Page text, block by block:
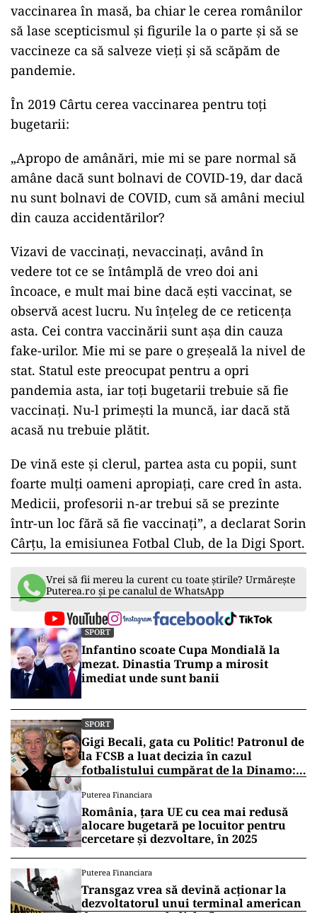
vaccinarea în masă, ba chiar le cerea românilor
să lase scepticismul și figurile la o parte și să se
vaccineze ca să salveze vieți și să scăpăm de
pandemie.
În 2019 Cârtu cerea vaccinarea pentru toți
bugetarii:
„Apropo de amânări, mie mi se pare normal să
amâne dacă sunt bolnavi de COVID-19, dar dacă
nu sunt bolnavi de COVID, cum să amâni meciul
din cauza accidentărilor?
Vizavi de vaccinați, nevaccinați, având în
vedere tot ce se întâmplă de vreo doi ani
încoace, e mult mai bine dacă ești vaccinat, se
observă acest lucru. Nu înțeleg de ce reticența
asta. Cei contra vaccinării sunt așa din cauza
fake-urilor. Mie mi se pare o greșeală la nivel de
stat. Statul este preocupat pentru a opri
pandemia asta, iar toți bugetarii trebuie să fie
vaccinați. Nu-l primești la muncă, iar dacă stă
acasă nu trebuie plătit.
De vină este și clerul, partea asta cu popii, sunt
foarte mulți oameni apropiați, care cred în asta.
Medicii, profesorii n-ar trebui să se prezinte
într-un loc fără să fie vaccinați”, a declarat Sorin
Cârțu, la emisiunea Fotbal Club, de la Digi Sport.
Vrei să fii mereu la curent cu toate știrile? Urmărește
Puterea.ro și pe canalul de WhatsApp
SPORT
Infantino scoate Cupa Mondială la
mezat. Dinastia Trump a mirosit
imediat unde sunt banii
SPORT
Gigi Becali, gata cu Politic! Patronul de
la FCSB a luat decizia în cazul
fotbalistului cumpărat de la Dinamo:
Puterea Financiara
România, țara UE cu cea mai redusă
alocare bugetară pe locuitor pentru
cercetare și dezvoltare, în 2025
Puterea Financiara
Transgaz vrea să devină acționar la
dezvoltatorul unui terminal american